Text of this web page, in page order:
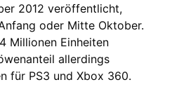
2012 veröffentlicht,
oder Mitte Oktober.
Millionen Einheiten
allerdings
für PS3 und Xbox 360.